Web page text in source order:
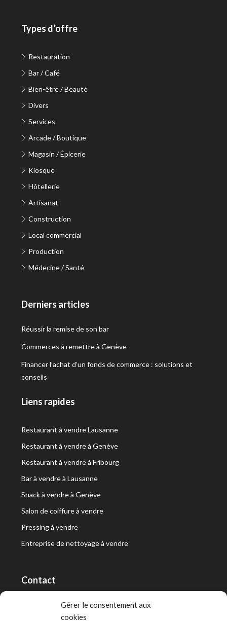
Gérer le consentement aux
cookies
Types d’offre
Restauration
Bar / Café
Bien-être / Beauté
Divers
Services
Arcade / Boutique
Magasin / Épicerie
Kiosque
Hôtellerie
Artisanat
Construction
Local commercial
Production
Médecine / Santé
Derniers articles
Réussir la remise de son bar
Commerces à remettre à Genève
Financer l’achat d’un fonds de commerce : solutions et
conseils
Liens rapides
Restaurant à vendre Lausanne
Restaurant à vendre à Genève
Restaurant à vendre à Fribourg
Bar à vendre à Lausanne
Snack à vendre à Genève
Salon de coiffure à vendre
Pressing à vendre
Entreprise de nettoyage à vendre
Contact
RT Capital First SA/Ltd